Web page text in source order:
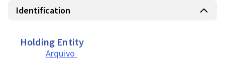
Identification
Holding Entity
Arquivo